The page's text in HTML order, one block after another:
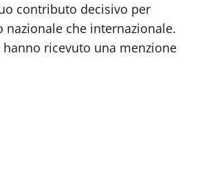
contributo decisivo per
nazionale che internazionale.
hanno ricevuto una menzione